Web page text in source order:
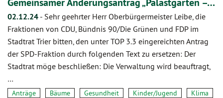
02.12.24 - Sehr geehrter Herr Oberbürgermeister Leibe, die
Fraktionen von CDU, Bündnis 90/Die Grünen und FDP im
Stadtrat Trier bitten, den unter TOP 3.3 eingereichten Antrag
der SPD-Fraktion durch folgenden Text zu ersetzen: Der
Stadtrat möge beschließen: Die Verwaltung wird beauftragt,
…
Anträge Bäume Gesundheit Kinder/Jugend
Klima